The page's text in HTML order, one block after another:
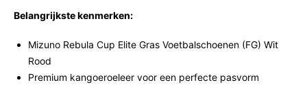
Belangrijkste kenmerken:
Mizuno Rebula Cup Elite Gras Voetbalschoenen (FG) Wit
Rood
Premium kangoeroeleer voor een perfecte pasvorm